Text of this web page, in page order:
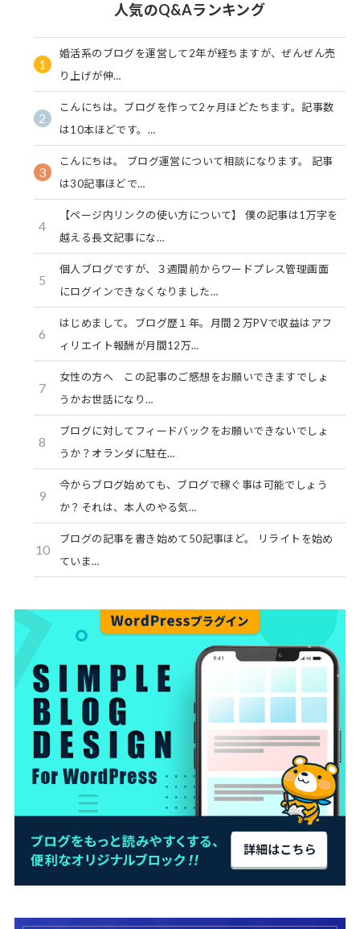
人気のQ&Aランキング
1
婚活系のブログを運営して2年が経ちますが、ぜんぜん売
り上げが伸…
2
こんにちは。ブログを作って2ヶ月ほどたちます。記事数
は10本ほどです。…
3
こんにちは。 ブログ運営について相談になります。 記事
は30記事ほどで…
4
【ページ内リンクの使い方について】 僕の記事は1万字を
越える長文記事にな…
5
個人ブログですが、３週間前からワードプレス管理画面
にログインできなくなりました…
6
はじめまして。ブログ歴１年。月間２万PVで収益はアフ
ィリエイト報酬が月間12万…
7
女性の方へ この記事のご感想をお願いできますでしょ
うかお世話になり…
8
ブログに対してフィードバックをお願いできないでしょ
うか？オランダに駐在…
9
今からブログ始めても、ブログで稼ぐ事は可能でしょう
か？それは、本人のやる気…
10
ブログの記事を書き始めて50記事ほど。 リライトを始め
ていま…